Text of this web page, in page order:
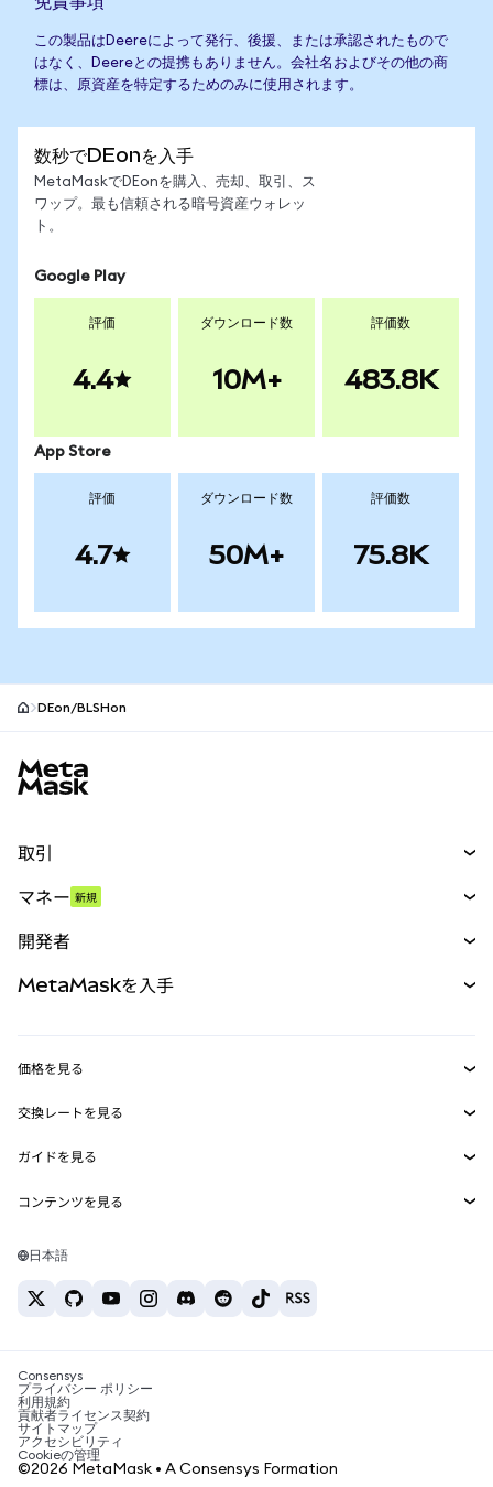
この製品はDeereによって発行、後援、または承認されたもので
はなく、Deereとの提携もありません。会社名およびその他の商
標は、原資産を特定するためのみに使用されます。
数秒でDEonを入手
MetaMaskでDEonを購入、売却、取引、ス
ワップ。最も信頼される暗号資産ウォレッ
ト。
Google Play
評価
4.4
ダウンロード数
10M+
評価数
483.8K
App Store
評価
4.7
ダウンロード数
50M+
評価数
75.8K
DEon/BLSHon
取引
パーペチュアル
RWA
マネー 新規
開発者
MetaMask Connect
Snaps
Web3サービス
MetaMaskを入手
セキュリティ
サポート
キャリア
お問い合わせ
価格を見る
イーサリアムの価格
Solanaの価格
Tetherの価格
交換レートを見る
ETH→USD
USDT→INR
BTC→INR
ETH→USDT
ガイドを見る
ETHの購入
USDTの購入
SHIBの購入
BNBの購入
コンテンツを見る
Solanaウォレット
税制関連ニュース
暗号資産の購入方法は？
ビットコインを売るには？
日本語
Consensys
プライバシー ポリシー
利用規約
貢献者ライセンス契約
サイトマップ
アクセシビリティ
Cookieの管理
©2026 MetaMask • A Consensys Formation